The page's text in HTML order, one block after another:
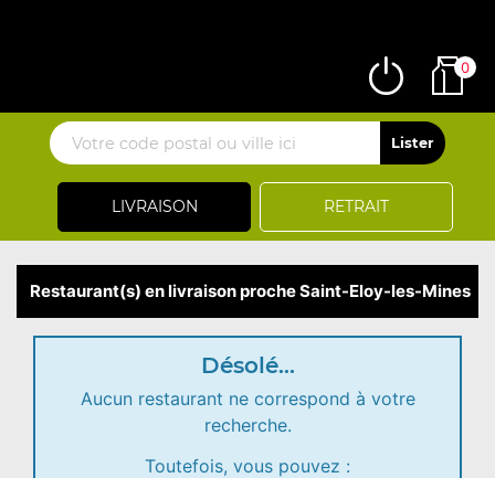
LIVRAISON RETRAIT
0
Restaurant(s) en livraison proche Saint-Eloy-les-Mines
Désolé...
Aucun restaurant ne correspond à votre
recherche.
Toutefois, vous pouvez :